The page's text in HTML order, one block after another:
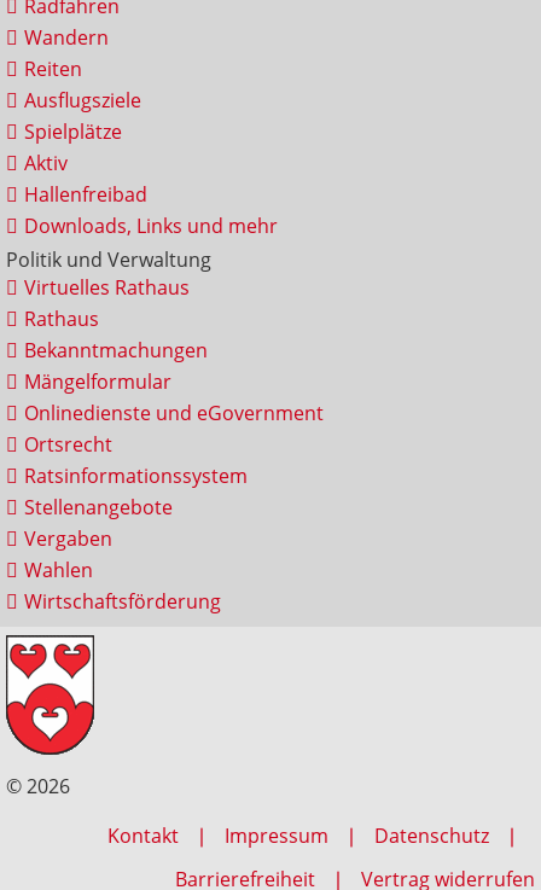
Radfahren
Wandern
Reiten
Ausflugsziele
Spielplätze
Aktiv
Hallenfreibad
Downloads, Links und mehr
Politik und Verwaltung
Virtuelles Rathaus
Rathaus
Bekanntmachungen
Mängelformular
Onlinedienste und eGovernment
Ortsrecht
Ratsinformationssystem
Stellenangebote
Vergaben
Wahlen
Wirtschaftsförderung
© 2026
Kontakt
Impressum
Datenschutz
Barrierefreiheit
Vertrag widerrufen